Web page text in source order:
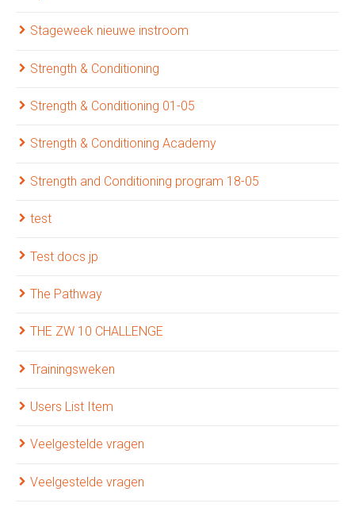
Stageweek nieuwe instroom
Strength & Conditioning
Strength & Conditioning 01-05
Strength & Conditioning Academy
Strength and Conditioning program 18-05
test
Test docs jp
The Pathway
THE ZW 10 CHALLENGE
Trainingsweken
Users List Item
Veelgestelde vragen
Veelgestelde vragen